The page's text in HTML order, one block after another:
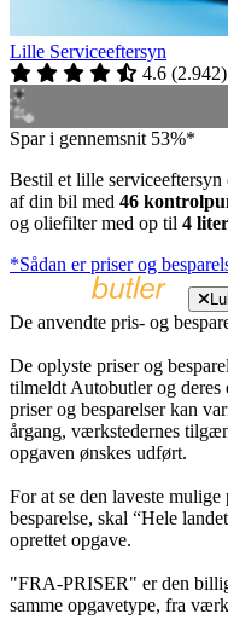
Lille Serviceeftersyn
4.6 (2.942)
Spar i gennemsnit 53%*
Bestil et lille
af din bil med 46
og oliefilter med op til 4
*Sådan er priser og
De anvendte pris- og
De oplyste priser og
tilmeldt Autobutler og
priser og besparelser kan
årgang, værkstedernes
opgaven ønskes udført.
For at se den laveste
besparelse, skal “Hele
oprettet opgave.
"FRA-PRISER" er den
samme opgavetype, fra